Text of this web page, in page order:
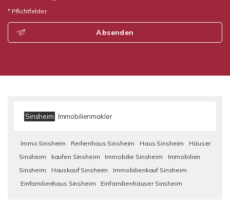
* Pflichtfelder
Absenden
Sinsheim Immobilienmakler
Immo Sinsheim Reihenhaus Sinsheim Haus Sinsheim
Häuser
Sinsheim
kaufen Sinsheim Immobilie Sinsheim
Immobilien
Sinsheim
Hauskauf Sinsheim
Immobilienkauf Sinsheim
Einfamilienhaus Sinsheim
Einfamilienhäuser Sinsheim